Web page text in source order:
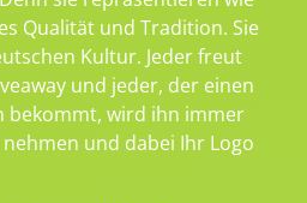
Qualität und Tradition. Sie
Kultur. Jeder freut
und jeder, der einen
bekommt, wird ihn immer
und dabei Ihr Logo